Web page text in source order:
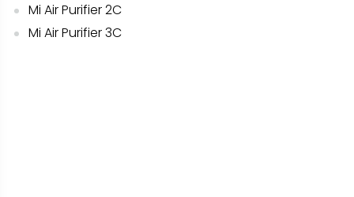
Mi Air Purifier 2C
Mi Air Purifier 3C